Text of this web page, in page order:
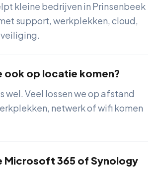
kleine bedrijven in Prinsenbeek
support, werkplekken, cloud,
ook op locatie komen?
wel. Veel lossen we op afstand
netwerk of wifi komen
Microsoft 365 of Synology